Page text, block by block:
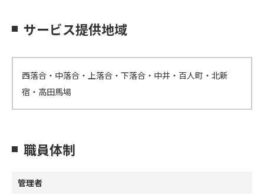
サービス提供地域
西落合・中落合・上落合・下落合・中井・百人町・北新
宿・高田馬場
職員体制
管理者